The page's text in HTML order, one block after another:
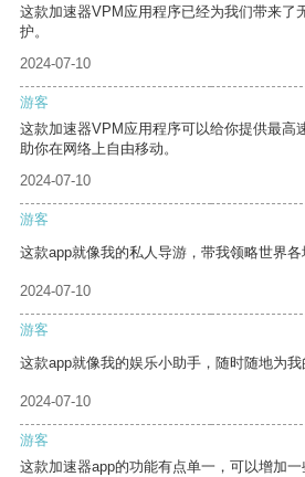
这款加速器VPM应用程序已经为我们带来了
护。
2024-07-10
游客
这款加速器VPM应用程序可以给你提供最高
助你在网络上自由移动。
2024-07-10
游客
这款app就像我的私人导游，带我领略世界各
2024-07-10
游客
这款app就像我的娱乐小助手，随时随地为我
2024-07-10
游客
这款加速器app的功能有点单一，可以增加